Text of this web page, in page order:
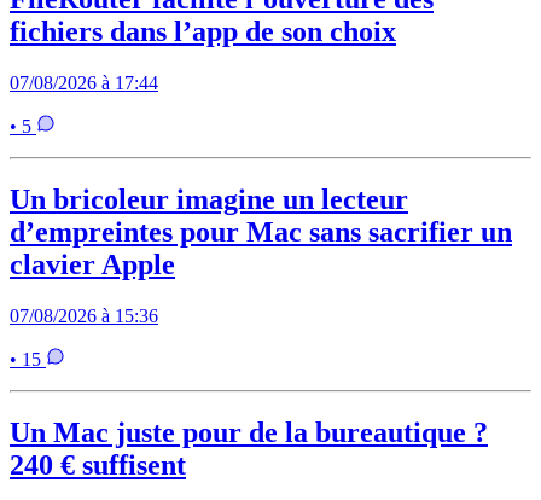
fichiers dans l’app de son choix
07/08/2026 à 17:44
• 5
Un bricoleur imagine un lecteur
d’empreintes pour Mac sans sacrifier un
clavier Apple
07/08/2026 à 15:36
• 15
Un Mac juste pour de la bureautique ?
240 € suffisent